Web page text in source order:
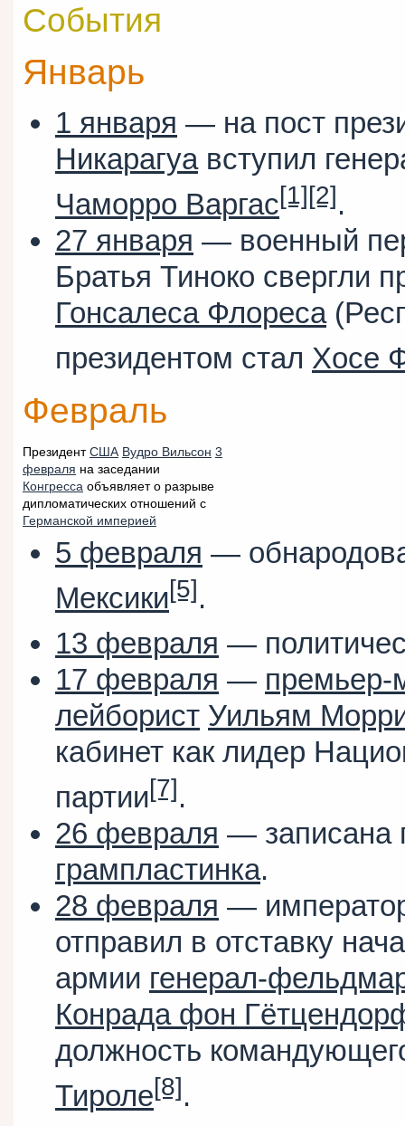
События
Январь
1 января — на пост
Никарагуавступил
Чаморро Варгас[1][2].
27 января — военный
Братья Тиноко свергли
Гонсалеса Флореса
президентом стал Хосе
Февраль
Президент США Вудро Вильсон 3
февраля на заседании
Конгресса объявляет о разрыве
дипломатических отношений с
Германской империей
5 февраля —
Мексики[5].
13 февраля —
17 февраля — премьер-
лейборист Уильям
кабинет как лидер
партии[7].
26 февраля — записана
грампластинка.
28 февраля —
отправил в отставку
армии генерал-
Конрада фон
должность
Тироле[8].